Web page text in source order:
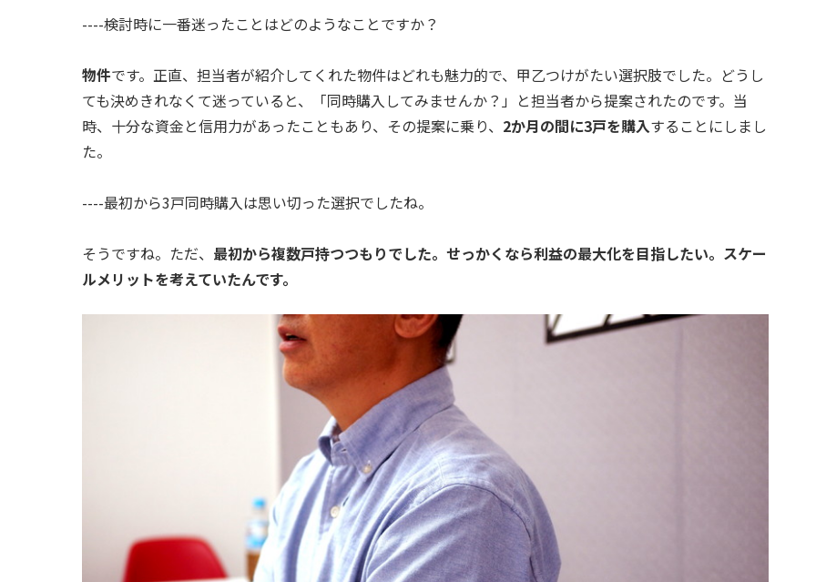
----検討時に一番迷ったことはどのようなことですか？
物件です。正直、担当者が紹介してくれた物件はどれも魅力的で、甲乙つけがたい選択肢でした。どうし
ても決めきれなくて迷っていると、「同時購入してみませんか？」と担当者から提案されたのです。当
時、十分な資金と信用力があったこともあり、その提案に乗り、 2か月の間に3戸を購入することにしまし
た。
----最初から3戸同時購入は思い切った選択でしたね。
そうですね。ただ、 最初から複数戸持つつもりでした。せっかくなら利益の最大化を目指したい。スケー
ルメリットを考えていたんです。